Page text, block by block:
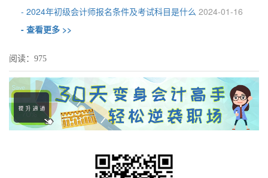
- 2024年初级会计师报名条件及考试科目是什么 2024-01-16
- 查看更多 >>
阅读：975